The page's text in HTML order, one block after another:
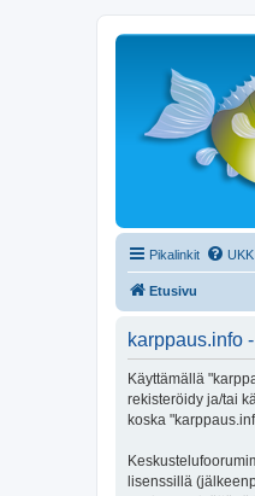
Pikalinkit UKK
Etusivu
karppaus.info
Käyttämällä
rekisteröidy ja/tai
koska
lisenssillä